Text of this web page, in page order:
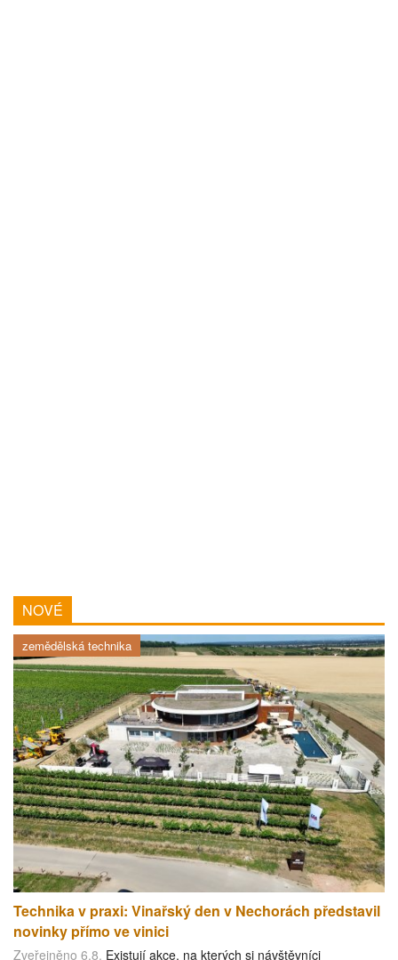
NOVÉ
zemědělská technika
Technika v praxi: Vinařský den v Nechorách představil
novinky přímo ve vinici
Zveřejněno 6.8. Existují akce, na kterých si návštěvníci